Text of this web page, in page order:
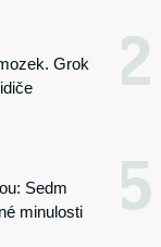
Grok
2
Sedm
minulosti
5